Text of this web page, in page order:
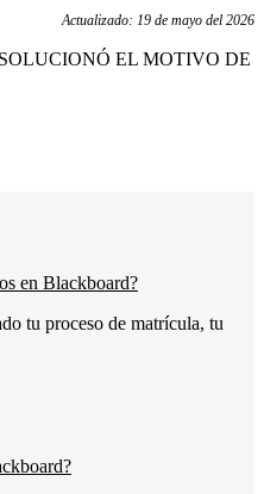
Actualizado: 19 de mayo del 2026
EL MOTIVO DE
en Blackboard?
tu proceso de matrícula, tu